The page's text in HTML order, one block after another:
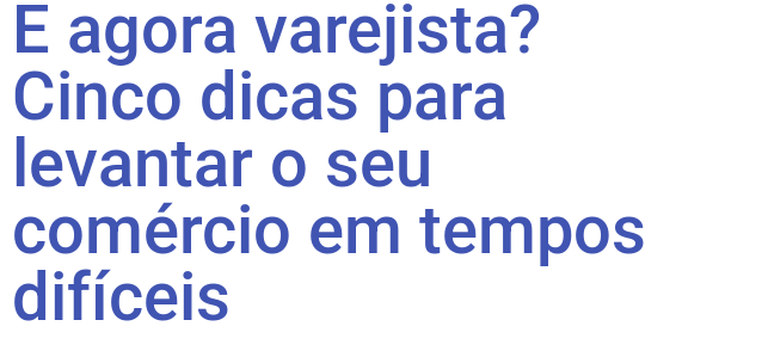
E agora varejista?
Cinco dicas para
levantar o seu
comércio em tempos
difíceis